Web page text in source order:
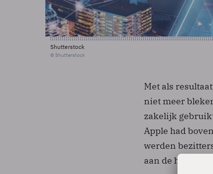
Shutterstock
© Shutterstock
Met als
niet meer
zakelijk
Apple had
werden
aan de hand was.